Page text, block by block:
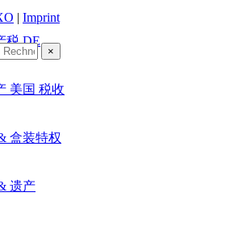
税 DE
美国 税收
盒装特权
遗产
| Imprint
×
Off-Market-Angebote und Markt-